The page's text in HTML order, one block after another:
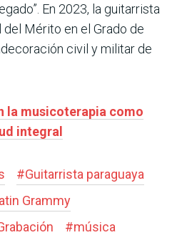
En 2023, la guitarrista
Mérito en el Grado de
civil y militar de
la musicoterapia como
integral
#Guitarrista paraguaya
Grammy
#música